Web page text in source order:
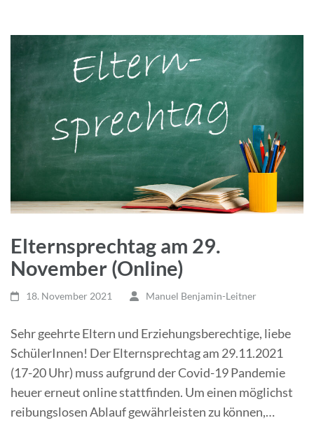
Elternsprechtag am 29.
November (Online)
18. November 2021 Manuel Benjamin-Leitner
Sehr geehrte Eltern und Erziehungsberechtige, liebe
SchülerInnen! Der Elternsprechtag am 29.11.2021
(17-20 Uhr) muss aufgrund der Covid-19 Pandemie
heuer erneut online stattfinden. Um einen möglichst
reibungslosen Ablauf gewährleisten zu können,…